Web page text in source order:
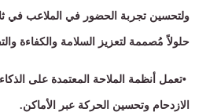
ولتحسين تجربة الحضور في الملاعب في
حلولاً مُصممة لتعزيز السلامة والكفاءة
•تعمل أنظمة الملاحة المعتمدة على
الازدحام وتحسين الحركة عبر الأماكن.